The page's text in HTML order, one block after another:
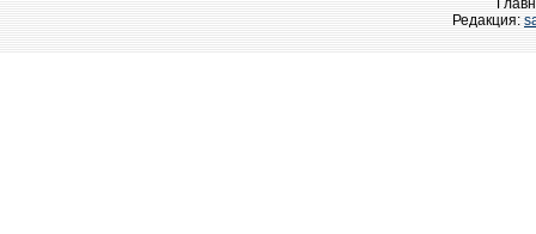
Редакция: